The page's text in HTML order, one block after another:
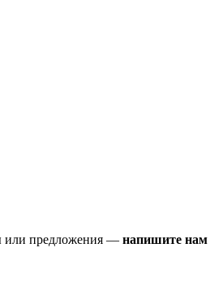
или предложения — напишите нам